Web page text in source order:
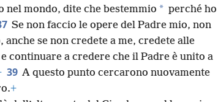
nel mondo, dite che bestemmio * perché ho
Se non faccio le opere del Padre mio, non
anche se non credete a me, credete alle
continuare a credere che il Padre è unito a
39 A questo punto cercarono nuovamente
+